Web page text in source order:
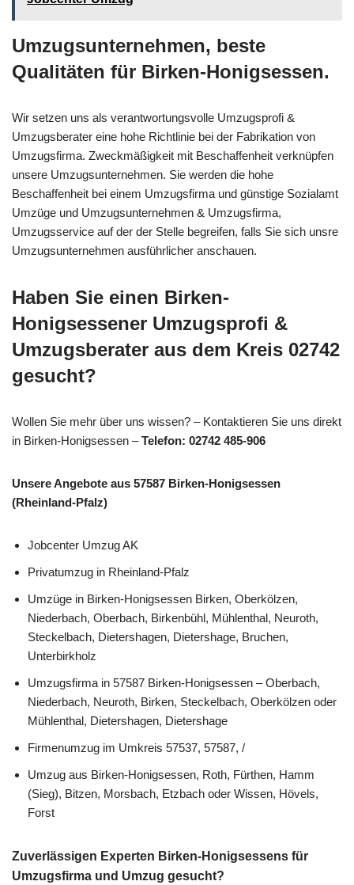
Umzugsunternehmen, beste
Qualitäten für Birken-Honigsessen.
Wir setzen uns als verantwortungsvolle Umzugsprofi &
Umzugsberater eine hohe Richtlinie bei der Fabrikation von
Umzugsfirma. Zweckmäßigkeit mit Beschaffenheit verknüpfen
unsere Umzugsunternehmen. Sie werden die hohe
Beschaffenheit bei einem Umzugsfirma und günstige Sozialamt
Umzüge und Umzugsunternehmen & Umzugsfirma,
Umzugsservice auf der der Stelle begreifen, falls Sie sich unsre
Umzugsunternehmen ausführlicher anschauen.
Haben Sie einen Birken-
Honigsessener Umzugsprofi &
Umzugsberater aus dem Kreis 02742
gesucht?
Wollen Sie mehr über uns wissen? – Kontaktieren Sie uns direkt
in Birken-Honigsessen –Telefon: 02742 485-906
Unsere Angebote aus 57587 Birken-Honigsessen
(Rheinland-Pfalz)
Jobcenter Umzug AK
Privatumzug in Rheinland-Pfalz
Umzüge in Birken-Honigsessen Birken, Oberkölzen,
Niederbach, Oberbach, Birkenbühl, Mühlenthal, Neuroth,
Steckelbach, Dietershagen, Dietershage, Bruchen,
Unterbirkholz
Umzugsfirma in 57587 Birken-Honigsessen – Oberbach,
Niederbach, Neuroth, Birken, Steckelbach, Oberkölzen oder
Mühlenthal, Dietershagen, Dietershage
Firmenumzug im Umkreis 57537, 57587, /
Umzug aus Birken-Honigsessen, Roth, Fürthen, Hamm
(Sieg), Bitzen, Morsbach, Etzbach oder Wissen, Hövels,
Forst
Zuverlässigen Experten Birken-Honigsessens für
Umzugsfirma und Umzug gesucht?